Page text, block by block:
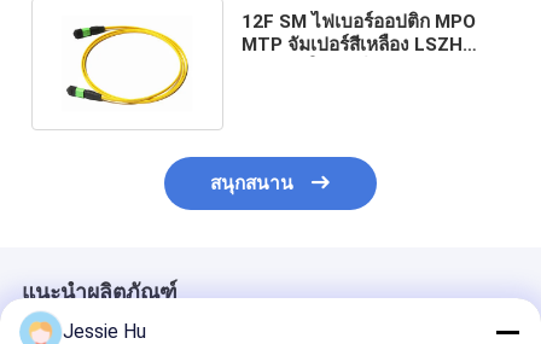
12F SM ไฟเบอร์ออปติก MPO
MTP จัมเปอร์สีเหลือง LSZH
สนุกสนาน
แนะนำผลิตภัณฑ์
Jessie Hu